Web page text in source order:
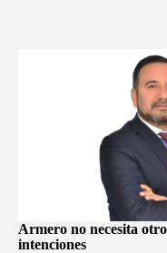
Armero no necesita
intenciones